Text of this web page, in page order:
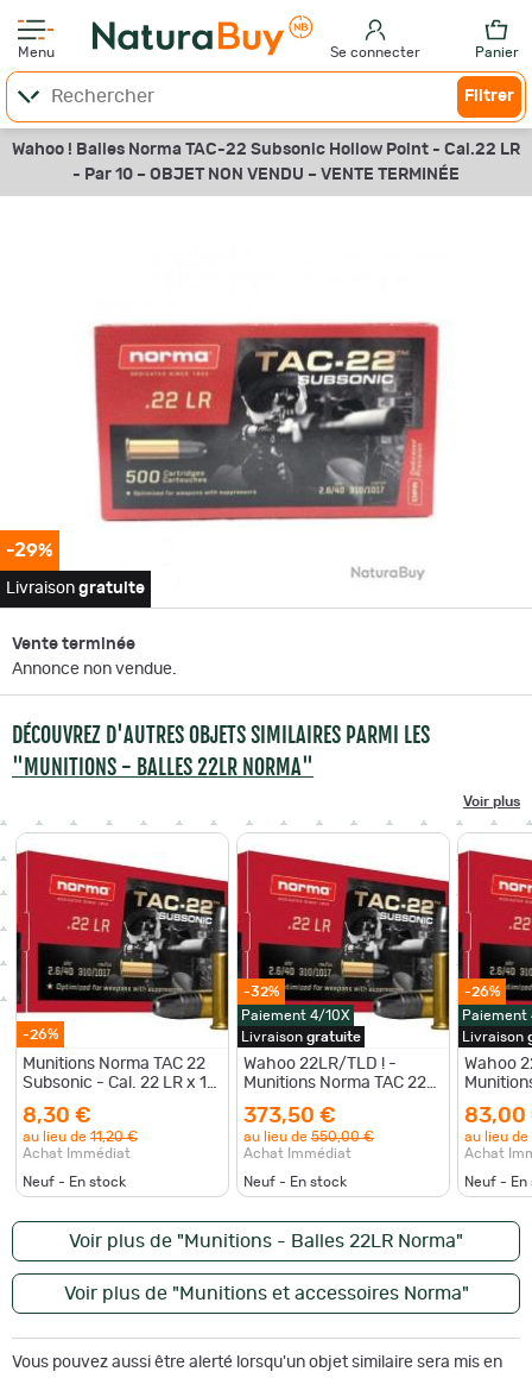
Menu Se connecter Panier
Filtrer
Wahoo ! Balles Norma TAC-22 Subsonic Hollow Point - Cal.22 LR
- Par 10 – OBJET NON VENDU – VENTE TERMINÉE
-29%
Livraison gratuite
Vente terminée
Annonce non vendue.
DÉCOUVREZ D'AUTRES OBJETS SIMILAIRES PARMI LES
"MUNITIONS - BALLES 22LR NORMA"
Voir plus
-26%
Munitions Norma TAC 22
Subsonic - Cal. 22 LR x 1
8,30 €
au lieu de 11,20 €
Achat Immédiat
Neuf - En stock
-32%
Paiement 4/10X
Livraison gratuite
Wahoo 22LR/TLD ! -
Munitions Norma TAC 22
boites
373,50 €
au lieu de 550,00 €
Achat Immédiat
Neuf - En stock
-26%
Paiement
Livraison
Wahoo
boites
83,00
au lieu de
Achat
Neuf - En
Voir plus de "Munitions - Balles 22LR Norma"
Voir plus de "Munitions et accessoires Norma"
Vous pouvez aussi être alerté lorsqu'un objet similaire sera mis en